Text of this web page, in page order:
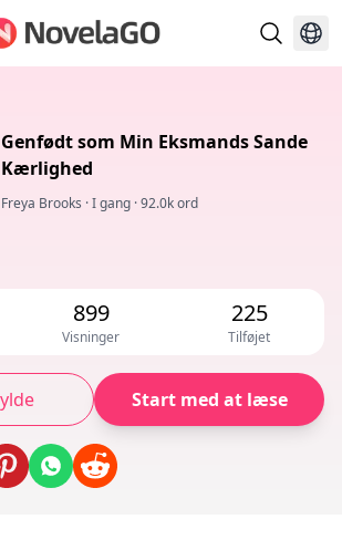
Genfødt som Min Eksmands Sande
Kærlighed
Freya Brooks ·I gang ·92.0k ord
899
Visninger
225
Tilføjet
Start med at læse